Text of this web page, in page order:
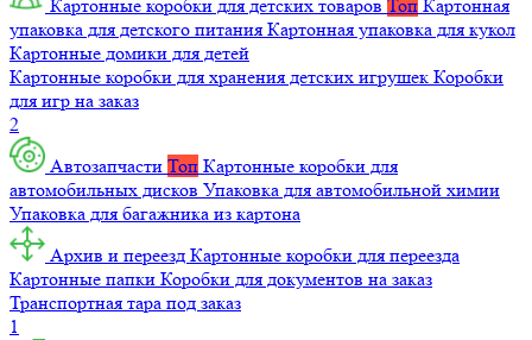
Картонные коробки для детских товаров Топ Картонная
упаковка для детского питания Картонная упаковка для кукол
Картонные домики для детей
Картонные коробки для хранения детских игрушек Коробки
для игр на заказ
2
Автозапчасти Топ Картонные коробки для
автомобильных дисков Упаковка для автомобильной химии
Упаковка для багажника из картона
Архив и переезд Картонные коробки для переезда
Картонные папки Коробки для документов на заказ
Транспортная тара под заказ
1